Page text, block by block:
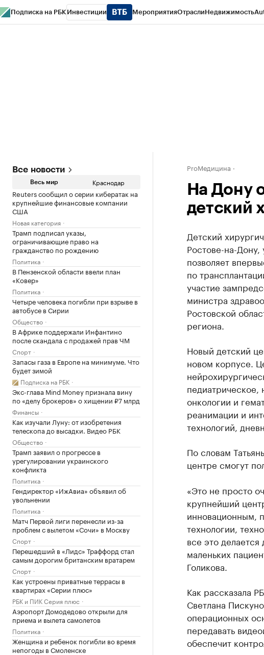
Подписка на РБК Инвестиции МероприятияОтраслиНедвижимость
Все новости
Весь мир Краснодар
Reuters сообщил о серии кибератак на
крупнейшие финансовые компании
США
Новая категория
Трамп подписал указы,
ограничивающие право на
гражданство по рождению
Политика
В Пензенской области ввели план
«Ковер»
Политика
Четыре человека погибли при взрыве в
автобусе в Сирии
Общество
В Африке поддержали Инфантино
после скандала с продажей прав ЧМ
Спорт
Запасы газа в Европе на минимуме. Что
будет зимой
Подписка на РБК
Экс-глава Mind Money признала вину
по «делу брокеров» о хищении ₽7 млрд
Финансы
Как изучали Луну: от изобретения
телескопа до высадки. Видео РБК
Общество
Трамп заявил о прогрессе в
урегулировании украинского
конфликта
Политика
Гендиректор «ИжАвиа» объявил об
увольнении
Политика
Матч Первой лиги перенесли из-за
проблем с вылетом «Сочи» в Москву
Спорт
Перешедший в «Лидс» Траффорд стал
самым дорогим британским вратарем
Спорт
Как устроены приватные террасы в
квартирах «Серии плюс»
РБК и ПИК Серия плюс
Аэропорт Домодедово открыли для
приема и вылета самолетов
Политика
Женщина и ребенок погибли во время
непогоды в Смоленске
ProМедицина
На Дону
детский
Детский
Ростове-на-
позволяет
по
участие
министра
Ростовской
региона.
Новый детский
новом корпусе.
педиатрическое,
онкологии и
реанимации и
технологий,
По словам
центре смогут
«Это не просто
крупнейший
инновационным,
технологии,
все это
маленьких
Голикова.
Как рассказала
Светлана
операционных
передавать
обеспечит